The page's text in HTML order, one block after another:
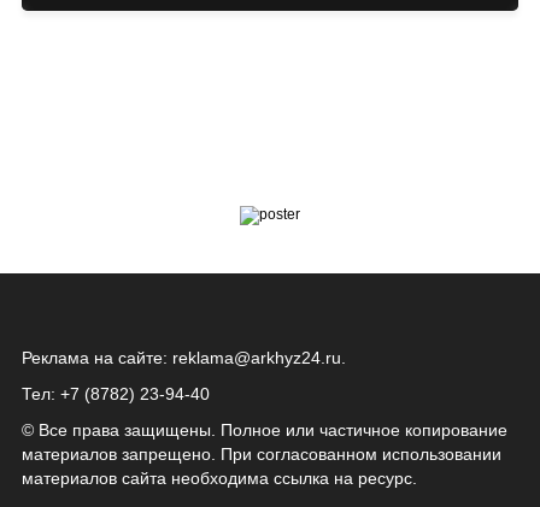
Реклама на сайте: reklama@arkhyz24.ru
Тел: +7 (8782) 23‑94‑40
© Все права защищены. Полное или частичное копирование
материалов запрещено. При согласованном использовании
материалов сайта необходима ссылка на ресурс.